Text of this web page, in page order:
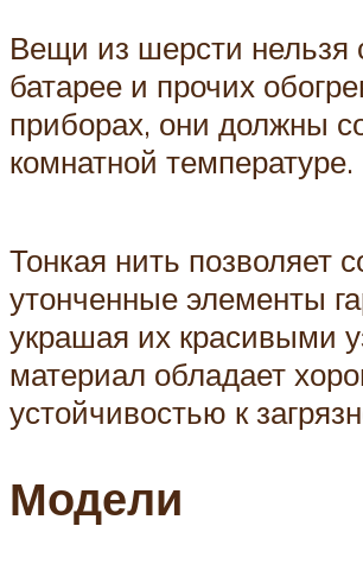
Вещи из шерсти нельзя
батарее и прочих
приборах, они должны
комнатной температуре.
Тонкая нить позволяет
утонченные элементы
украшая их красивыми
материал обладает
устойчивостью к
Модели